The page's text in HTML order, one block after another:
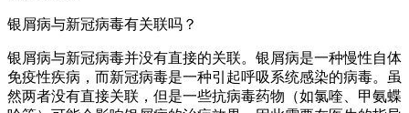
银屑病与新冠病毒有关联吗？
银屑病与新冠病毒并没有直接的关联。银屑病是一种慢性自体
免疫性疾病，而新冠病毒是一种引起呼吸系统感染的病毒。虽
然两者没有直接关联，但是一些抗病毒药物（如氯喹、甲氨蝶